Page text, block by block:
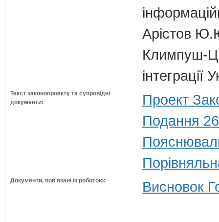
Арістов
Климпуш-
Текст законопроекту та супровідні
документи:
Проект
Подання
Документи, пов'язані із роботою: Висновок